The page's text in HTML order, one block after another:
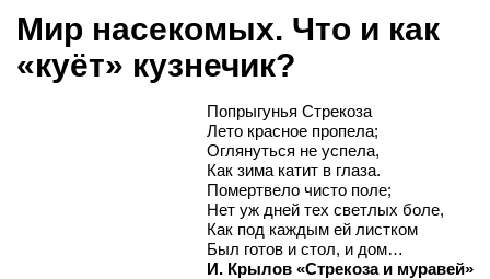
Мир насекомых. Что и как
«куёт» кузнечик?
Попрыгунья Стрекоза
Лето красное пропела;
Оглянуться не успела,
Как зима катит в глаза.
Помертвело чисто поле;
Нет уж дней тех светлых боле,
Как под каждым ей листком
Был готов и стол, и дом…
И. Крылов «Стрекоза и муравей»